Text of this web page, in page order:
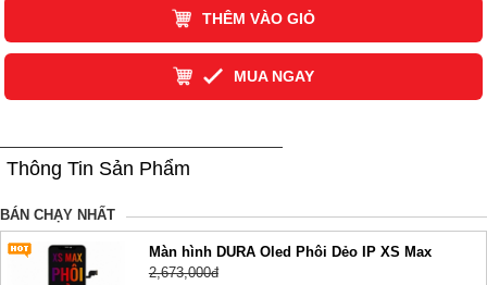
THÊM VÀO GIỎ
MUA NGAY
Thông Tin Sản Phẩm
BÁN CHẠY NHẤT
Màn hình DURA Oled Phôi Dẻo IP XS Max
2,673,000đ